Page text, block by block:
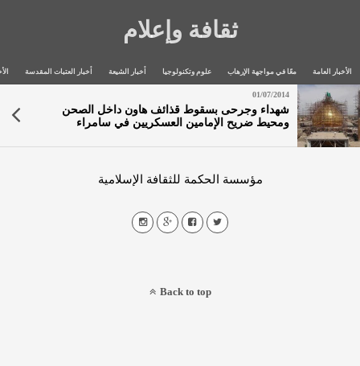
ثقافة وإعلام
الأخبار العامة معًا في مواجهة الإرهاب علوم وتكنولوجيا أخبار الشيعة أخبار العتبات المقدسة
01/07/2014
شهداء وجرحى بسقوط قذائف هاون داخل الصحن
ومحيط ضريح الإمامين العسكريين في سامراء
مؤسسة الحكمة للثقافة الإسلامية
Back to top